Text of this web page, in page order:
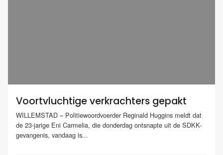
Voortvluchtige verkrachters gepakt
WILLEMSTAD – Politiewoordvoerder Reginald Huggins meldt dat
de 23-jarige Eni Carmelia, die donderdag ontsnapte uit de SDKK-
gevangenis, vandaag is...